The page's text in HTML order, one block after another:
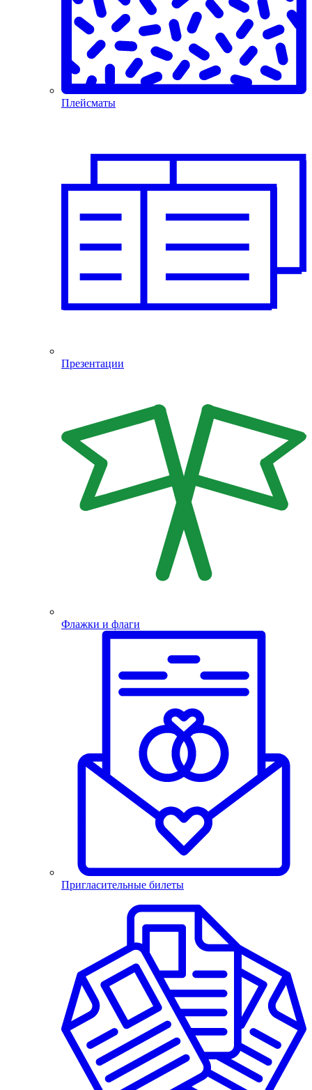
Плейсматы
Презентации
Флажки и флаги
Пригласительные билеты